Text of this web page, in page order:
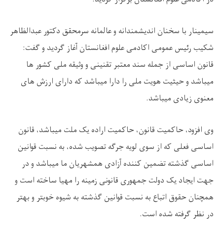
سیمینار با سخنان اندیشمندانه و عالمانه سرمحقق دکتور عبدالظاهر
شکیب رئیس عمومی اکادمی علوم افغانستان آغاز گردید و گفت:
قانون اساسی از جمله سند معتبر تقنینی و وثیقه ملی کشور ها
میباشد و حیثیت هویت ملی را دارا میباشد که دارای ارزش های
معنوی زیادی میباشد.
وی افزود، حاکمیت قانون، حاکمیت اراده یک ملت میباشد، قانون
اساسی فعلی که از سوی لویه جرگه تصویب شده، به نسبت قوانین
اساسی گذشته تضمین کننده آزادی همشهریان ما میباشد و در
جهت ایجاد یک دولت جمهوری قانونی زمینه را مهیا ساخته است و
همچنان حقوق اتباع به نسبت قوانین گذشته به شیوه خوبتر و بهتر
در نظر گرفته شده است.